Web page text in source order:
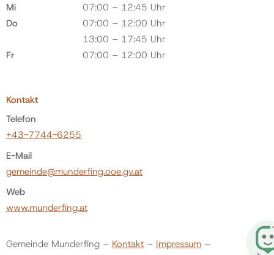
Mi
07:00 – 12:45 Uhr
Do
07:00 – 12:00 Uhr
13:00 – 17:45 Uhr
Fr
07:00 – 12:00 Uhr
Kontakt
Telefon
+43-7744-6255
E-Mail
gemeinde@munderfing.ooe.gv.at
Web
www.munderfing.at
Gemeinde Munderfing – Kontakt – Impressum –